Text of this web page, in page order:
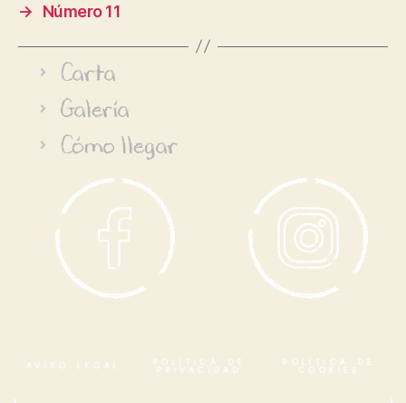
→
Número 11
Carta
Galería
Cómo llegar
AVISO LEGAL
POLÍTICA DE
PRIVACIDAD
POLÍTICA DE
COOKIES